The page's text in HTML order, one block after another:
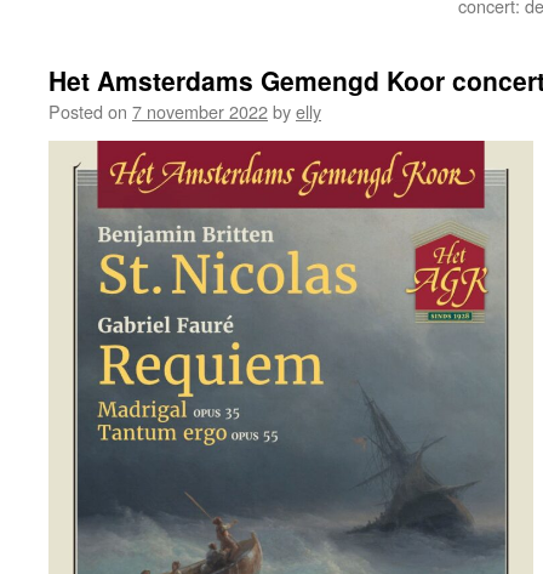
concert:
Het Amsterdams Gemengd Koor
Posted on 7 november 2022byelly